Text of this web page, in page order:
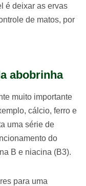
é deixar as ervas
de matos, por
abobrinha
muito importante
cálcio, ferro e
uma série de
do
B e niacina (B3).
para uma